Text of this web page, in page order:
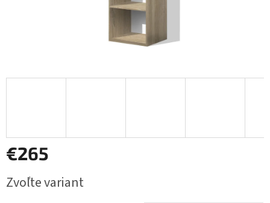
€265
cena:
Zvoľte variant